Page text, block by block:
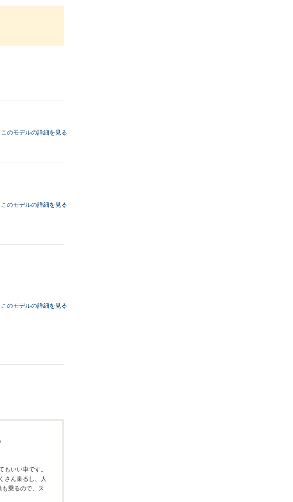
のモデルの詳細を見る
のモデルの詳細を見る
のモデルの詳細を見る
もいい車です。
さん乗るし、人
乗るので、ス